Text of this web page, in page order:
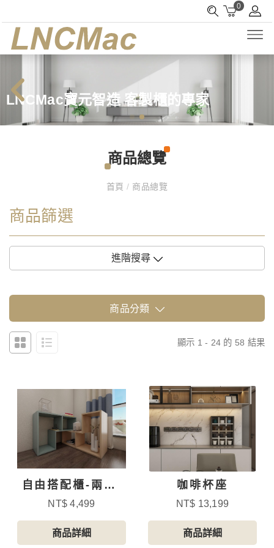
0
LNCMac寶元智造 客製櫃的專家
商品總覽
首頁/ 商品總覽
商品篩選
進階搜尋
商品分類
顯示 1 - 24 的 58 結果
自由搭配櫃-兩個/
組
NT$ 4,499
商品詳細
咖啡杯座
NT$ 13,199
商品詳細